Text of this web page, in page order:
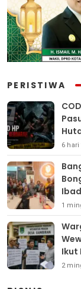
PERISTIWA
6 hari
1
Ikut
2